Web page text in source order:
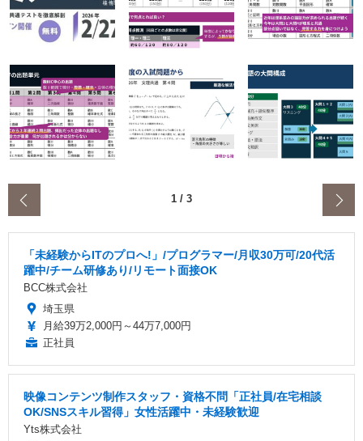
1 / 3
「未経験からITのプロへ!」/プログラマー/月収30万可/20代活
躍中/チーム研修あり/リモート面接OK
BCC株式会社
埼玉県
月給39万2,000円～44万7,000円
正社員
映像コンテンツ制作スタッフ・資格不問「正社員/在宅相談
OK/SNSスキル習得」女性活躍中・未経験歓迎
Yts株式会社